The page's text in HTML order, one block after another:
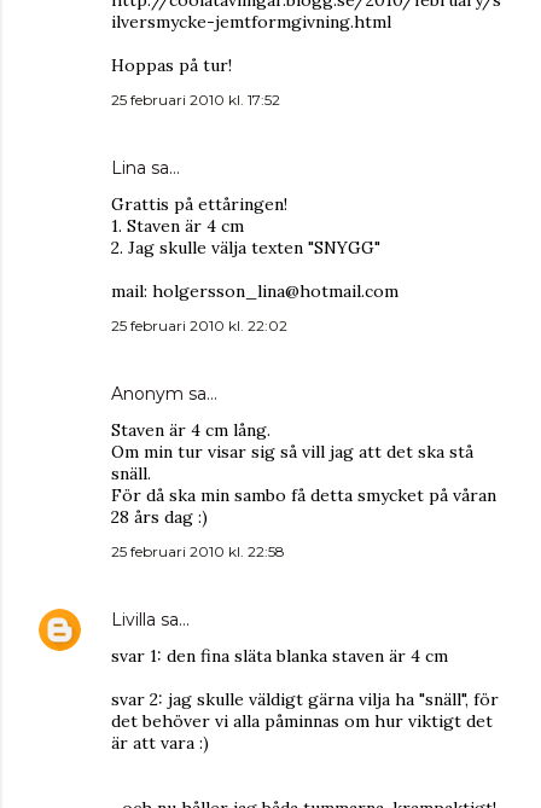
ilversmycke-jemtformgivning.html
Hoppas på tur!
25 februari 2010 kl. 17:52
Lina sa…
Grattis på ettåringen!
1. Staven är 4 cm
2. Jag skulle välja texten "SNYGG"
mail: holgersson_lina@hotmail.com
25 februari 2010 kl. 22:02
Anonym sa…
Staven är 4 cm lång.
Om min tur visar sig så vill jag att det ska stå
snäll.
För då ska min sambo få detta smycket på våran
28 års dag :)
25 februari 2010 kl. 22:58
Livilla sa…
svar 1: den fina släta blanka staven är 4 cm
svar 2: jag skulle väldigt gärna vilja ha "snäll", för
det behöver vi alla påminnas om hur viktigt det
är att vara :)